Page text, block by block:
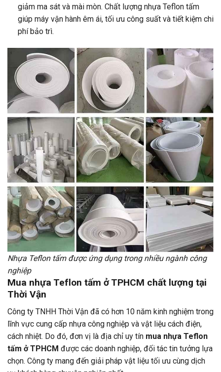
giảm ma sát và mài mòn. Chất lượng nhựa Teflon tấm
giúp máy vận hành êm ái, tối ưu công suất và tiết kiệm chi
phí bảo trì.
Nhựa Teflon tấm được ứng dụng trong nhiều ngành công
nghiệp
Mua nhựa Teflon tấm ở TPHCM chất lượng tại
Thời Vận
Công ty TNHH Thời Vận đã có hơn 10 năm kinh nghiệm trong
lĩnh vực cung cấp nhựa công nghiệp và vật liệu cách điện,
cách nhiệt. Do đó, đơn vị là địa chỉ uy tín mua nhựa Teflon
tấm ở TPHCM được các doanh nghiệp, đối tác tin tưởng lựa
chọn. Công ty mang đến giải pháp vật liệu tối ưu cùng dịch